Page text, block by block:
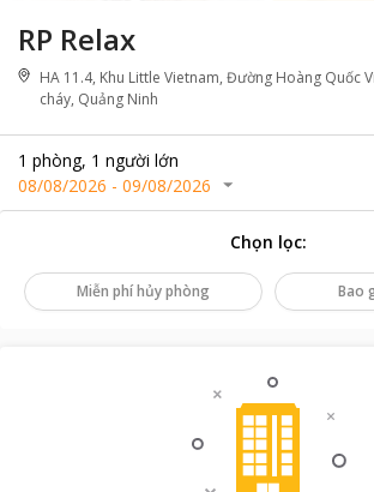
RP Relax
HA 11.4, Khu Little Vietnam, Đường Hoàng Quốc
cháy, Quảng Ninh
1 phòng, 1 người lớn
08/08/2026 - 09/08/2026
Chọn lọc:
Miễn phí hủy phòng Bao